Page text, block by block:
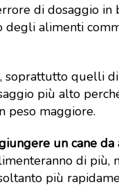
di dosaggio in
alimenti
soprattutto quelli di
più alto
peso maggiore.
un cane
di più,
più